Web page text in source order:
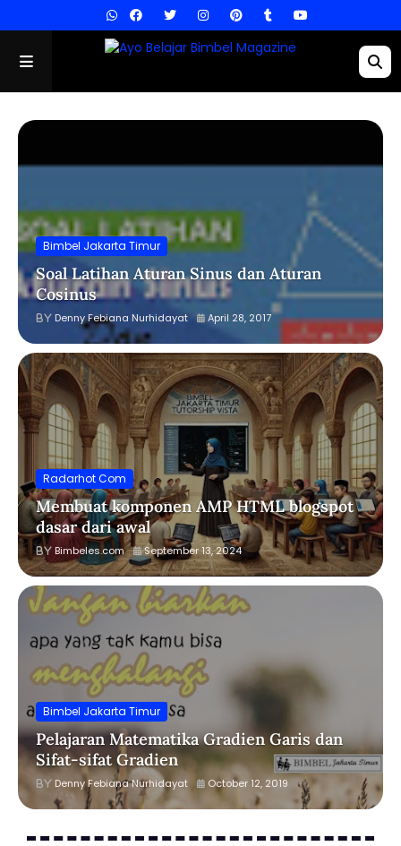
Bimbel Jakarta Timur
Soal Latihan Aturan Sinus dan Aturan
Cosinus
Denny Febiana Nurhidayat April 28, 2017
Radarhot Com
Membuat komponen AMP HTML blogspot
dasar dari awal
Bimbeles.com September 13, 2024
Bimbel Jakarta Timur
Pelajaran Matematika Gradien Garis dan
Sifat-sifat Gradien
Denny Febiana Nurhidayat October 12, 2019